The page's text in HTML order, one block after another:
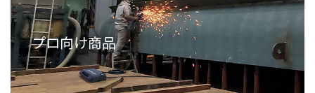
プロ向け商品